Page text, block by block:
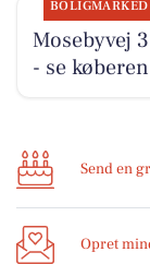
BOLIGMARKED
Mosebyvej
- se
Send en
Opret